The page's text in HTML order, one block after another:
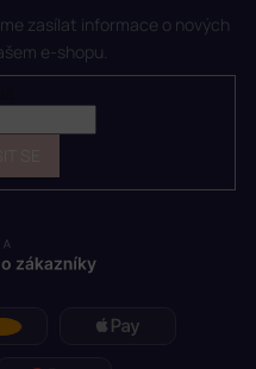
zasílat informace o nových
e-shopu.